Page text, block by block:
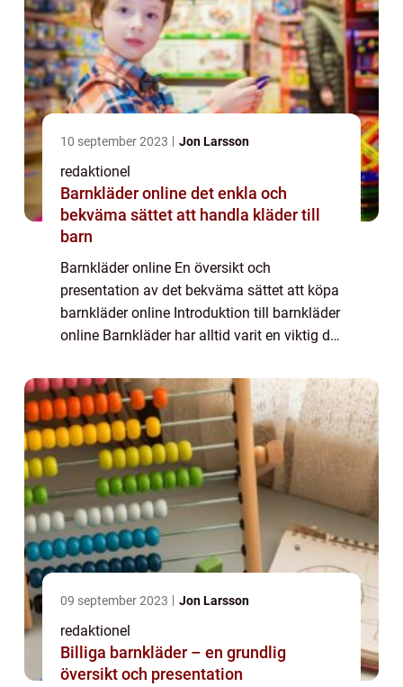
10 september 2023 Jon Larsson
redaktionel
Barnkläder online det enkla och
bekväma sättet att handla kläder till
barn
Barnkläder online En översikt och
presentation av det bekväma sättet att köpa
barnkläder online Introduktion till barnkläder
online Barnkläder har alltid varit en viktig del
barn kan vara både tidskräv...
09 september 2023 Jon Larsson
redaktionel
Billiga barnkläder – en grundlig
översikt och presentation